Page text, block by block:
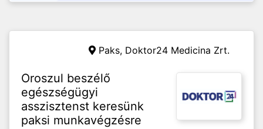
Paks, Doktor24 Medicina Zrt.
Oroszul beszélő
egészségügyi
asszisztenst keresünk
paksi munkavégzésre